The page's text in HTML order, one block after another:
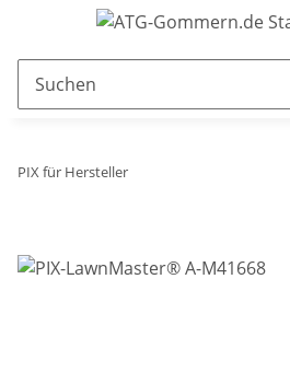
PIX für Hersteller